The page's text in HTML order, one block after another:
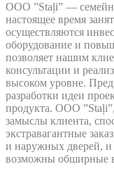
OOO ”Staļi” —
настоящее время
осуществляются
оборудование и
позволяет нашим
консультации и
высоком уровне.
разработки идеи
продукта. OOO
замыслы клиента,
экстравагантные
и наружных дверей,
возможны обширные